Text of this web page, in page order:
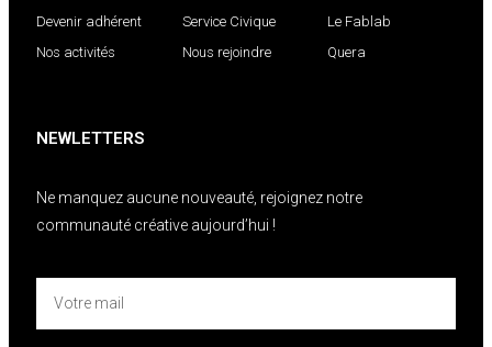
Devenir adhérent
Nos activités
Service Civique
Nous rejoindre
Le Fablab
Quera
NEWLETTERS
Ne manquez aucune nouveauté, rejoignez notre
communauté créative aujourd’hui !